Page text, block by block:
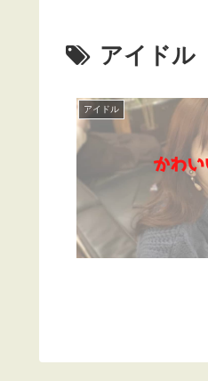
アイドル
アイドル